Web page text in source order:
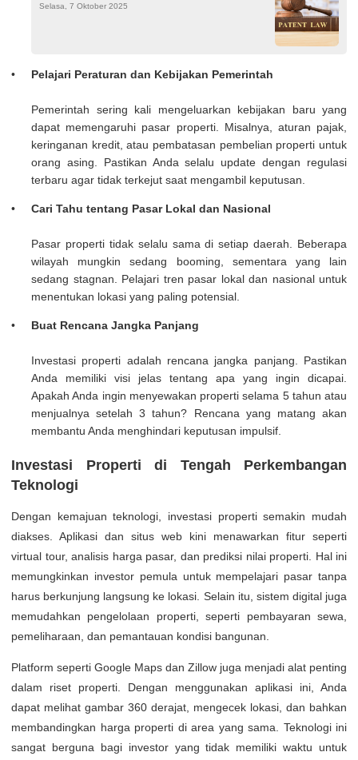
Selasa, 7 Oktober 2025
Pelajari Peraturan dan Kebijakan Pemerintah
Pemerintah sering kali mengeluarkan kebijakan baru yang
dapat memengaruhi pasar properti. Misalnya, aturan pajak,
keringanan kredit, atau pembatasan pembelian properti untuk
orang asing. Pastikan Anda selalu update dengan regulasi
terbaru agar tidak terkejut saat mengambil keputusan.
Cari Tahu tentang Pasar Lokal dan Nasional
Pasar properti tidak selalu sama di setiap daerah. Beberapa
wilayah mungkin sedang booming, sementara yang lain
sedang stagnan. Pelajari tren pasar lokal dan nasional untuk
menentukan lokasi yang paling potensial.
Buat Rencana Jangka Panjang
Investasi properti adalah rencana jangka panjang. Pastikan
Anda memiliki visi jelas tentang apa yang ingin dicapai.
Apakah Anda ingin menyewakan properti selama 5 tahun atau
menjualnya setelah 3 tahun? Rencana yang matang akan
membantu Anda menghindari keputusan impulsif.
Investasi Properti di Tengah Perkembangan
Teknologi
Dengan kemajuan teknologi, investasi properti semakin mudah
diakses. Aplikasi dan situs web kini menawarkan fitur seperti
virtual tour, analisis harga pasar, dan prediksi nilai properti. Hal ini
memungkinkan investor pemula untuk mempelajari pasar tanpa
harus berkunjung langsung ke lokasi. Selain itu, sistem digital juga
memudahkan pengelolaan properti, seperti pembayaran sewa,
pemeliharaan, dan pemantauan kondisi bangunan.
Platform seperti Google Maps dan Zillow juga menjadi alat penting
dalam riset properti. Dengan menggunakan aplikasi ini, Anda
dapat melihat gambar 360 derajat, mengecek lokasi, dan bahkan
membandingkan harga properti di area yang sama. Teknologi ini
sangat berguna bagi investor yang tidak memiliki waktu untuk